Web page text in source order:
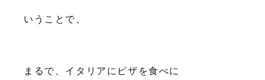
いうことで、
まるで、イタリアにピザを食べに